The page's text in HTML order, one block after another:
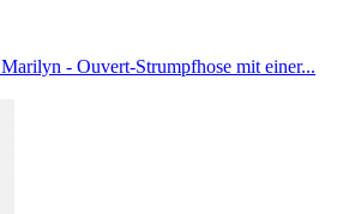
Marilyn - Ouvert-Strumpfhose mit einer...